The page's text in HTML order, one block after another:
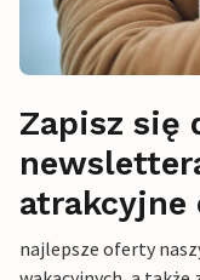
Zapisz się
najlepsze oferty